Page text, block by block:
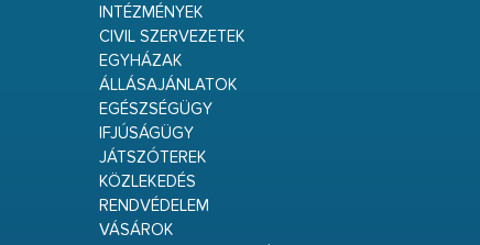
INTÉZMÉNYEK
CIVIL SZERVEZETEK
EGYHÁZAK
ÁLLÁSAJÁNLATOK
EGÉSZSÉGÜGY
IFJÚSÁGÜGY
JÁTSZÓTEREK
KÖZLEKEDÉS
RENDVÉDELEM
VÁSÁROK